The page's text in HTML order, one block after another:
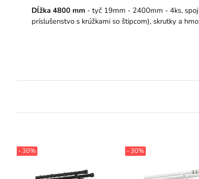
Dĺžka 4800 mm - tyč 19mm - 2400mm - 4ks,
príslušenstvo s krúžkami so štipcom), skrutky a
- 30% - 30%